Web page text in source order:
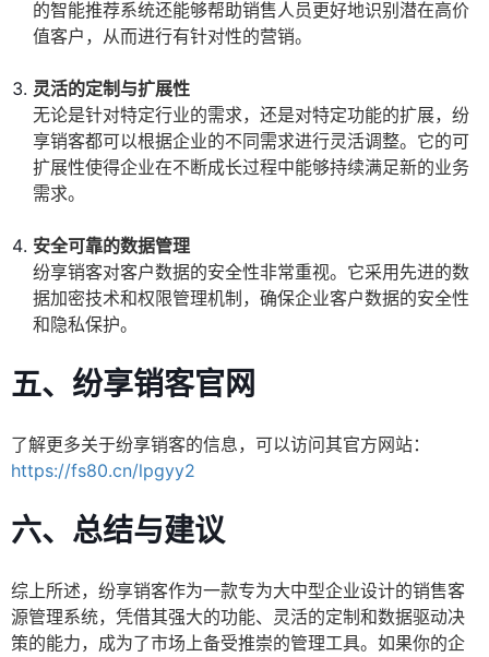
的智能推荐系统还能够帮助销售人员更好地识别潜在高价
值客户，从而进行有针对性的营销。
灵活的定制与扩展性
无论是针对特定行业的需求，还是对特定功能的扩展，纷
享销客都可以根据企业的不同需求进行灵活调整。它的可
扩展性使得企业在不断成长过程中能够持续满足新的业务
需求。
安全可靠的数据管理
纷享销客对客户数据的安全性非常重视。它采用先进的数
据加密技术和权限管理机制，确保企业客户数据的安全性
和隐私保护。
五、纷享销客官网
了解更多关于纷享销客的信息，可以访问其官方网站：
https://fs80.cn/lpgyy2
六、总结与建议
综上所述，纷享销客作为一款专为大中型企业设计的销售客
源管理系统，凭借其强大的功能、灵活的定制和数据驱动决
策的能力，成为了市场上备受推崇的管理工具。如果你的企